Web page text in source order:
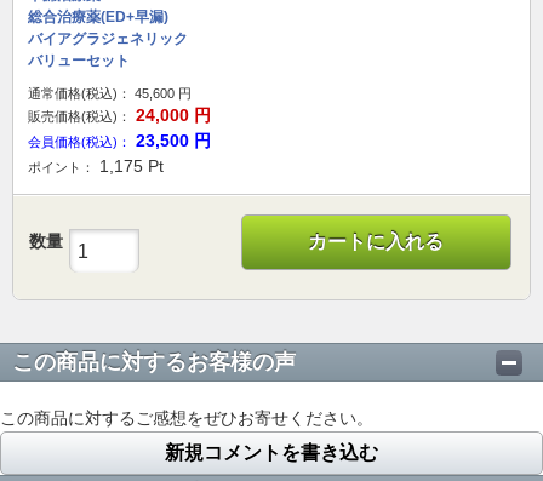
総合治療薬(ED+早漏)
バイアグラジェネリック
バリューセット
通常価格(税込)： 45,600 円
販売価格(税込)：
24,000 円
会員価格(税込)： 23,500 円
ポイント： 1,175 Pt
数量 カートに入れる
この商品に対するお客様の声
この商品に対するご感想をぜひお寄せください。
新規コメントを書き込む